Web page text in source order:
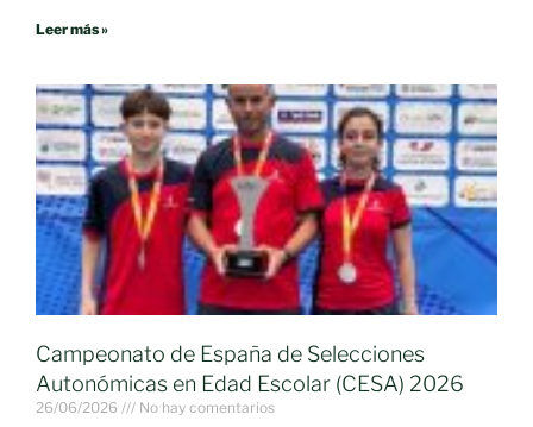
Leer más »
Campeonato de España de Selecciones
Autonómicas en Edad Escolar (CESA) 2026
26/06/2026 No hay comentarios